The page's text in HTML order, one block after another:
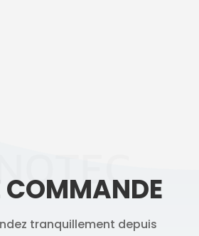
COMMANDE
tranquillement depuis